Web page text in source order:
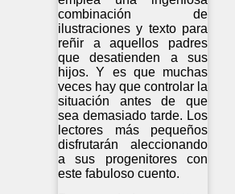
combinación de
ilustraciones y texto para
reñir a aquellos padres
que desatienden a sus
hijos. Y es que muchas
veces hay que controlar la
situación antes de que
sea demasiado tarde. Los
lectores más pequeños
disfrutarán aleccionando
a sus progenitores con
este fabuloso cuento.